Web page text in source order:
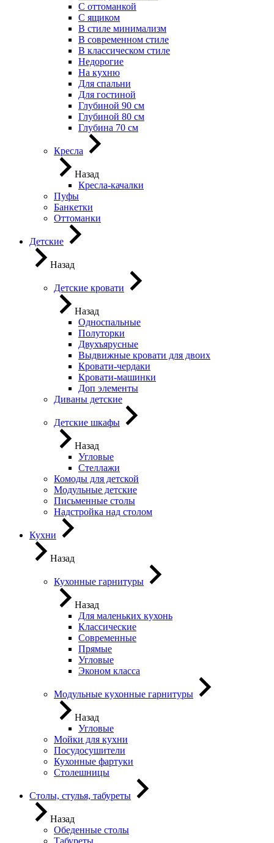
С оттоманкой
С ящиком
В стиле минимализм
В современном стиле
В классическом стиле
Недорогие
На кухню
Для спальни
Для гостиной
Глубиной 90 см
Глубиной 80 см
Глубина 70 см
Кресла
Назад
Кресла-качалки
Пуфы
Банкетки
Оттоманки
Детские
Назад
Детские кровати
Назад
Односпальные
Полуторки
Двухъярусные
Выдвижные кровати для двоих
Кровати-чердаки
Кровати-машинки
Доп элементы
Диваны детские
Детские шкафы
Назад
Угловые
Стеллажи
Комоды для детской
Модульные детские
Письменные столы
Надстройка над столом
Кухни
Назад
Кухонные гарнитуры
Назад
Для маленьких кухонь
Классические
Современные
Прямые
Угловые
Эконом класса
Модульные кухонные гарнитуры
Назад
Угловые
Мойки для кухни
Посудосушители
Кухонные фартуки
Столешницы
Столы, стулья, табуреты
Назад
Обеденные столы
Табуреты